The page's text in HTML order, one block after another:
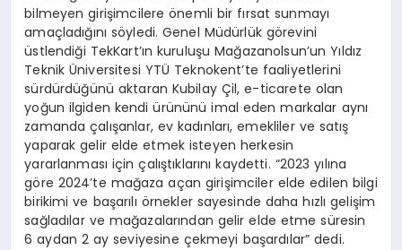
bilmeyen girişimcilere önemli bir fırsat sunmayı
amaçladığını söyledi. Genel Müdürlük görevini
üstlendiği TekKart’ın kuruluşu Mağazanolsun’un Yıldız
Teknik Üniversitesi YTÜ Teknokent’te faaliyetlerini
sürdürdüğünü aktaran Kubilay Çil, e-ticarete olan
yoğun ilgiden kendi ürününü imal eden markalar aynı
zamanda çalışanlar, ev kadınları, emekliler ve satış
yaparak gelir elde etmek isteyen herkesin
yararlanması için çalıştıklarını kaydetti. “2023 yılına
göre 2024’te mağaza açan girişimciler elde edilen bilgi
birikimi ve başarılı örnekler sayesinde daha hızlı gelişim
sağladılar ve mağazalarından gelir elde etme süresin
6 aydan 2 ay seviyesine çekmeyi başardılar” dedi.